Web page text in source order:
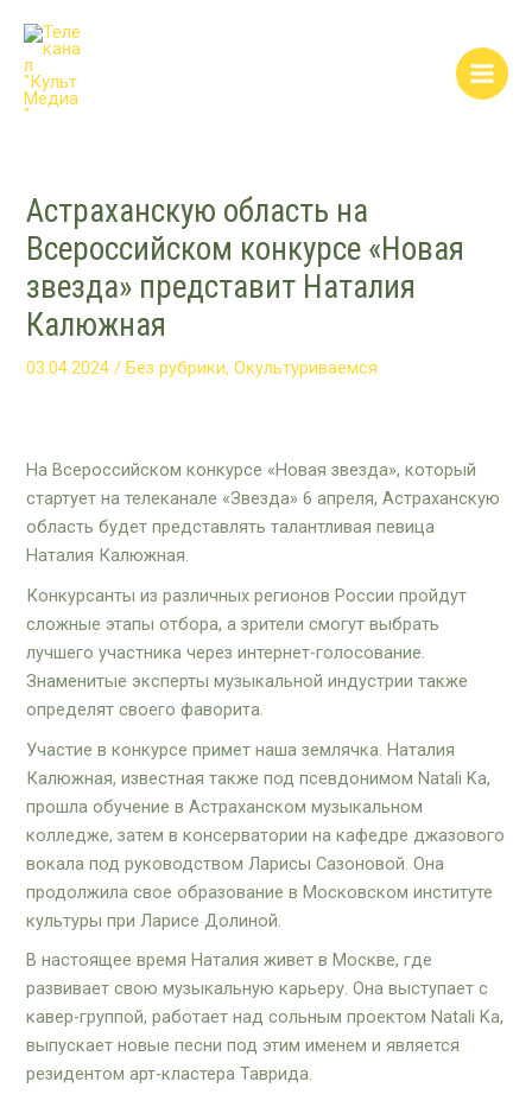
содержимому
Астраханскую область на
Всероссийском конкурсе «Новая
звезда» представит Наталия
Калюжная
03.04.2024/Без рубрики,Окультуриваемся
На Всероссийском конкурсе «Новая звезда», который
стартует на телеканале «Звезда» 6 апреля, Астраханскую
область будет представлять талантливая певица
Наталия Калюжная.
Конкурсанты из различных регионов России пройдут
сложные этапы отбора, а зрители смогут выбрать
лучшего участника через интернет-голосование.
Знаменитые эксперты музыкальной индустрии также
определят своего фаворита.
Участие в конкурсе примет наша землячка. Наталия
Калюжная, известная также под псевдонимом Natali Ka,
прошла обучение в Астраханском музыкальном
колледже, затем в консерватории на кафедре джазового
вокала под руководством Ларисы Сазоновой. Она
продолжила свое образование в Московском институте
культуры при Ларисе Долиной.
В настоящее время Наталия живет в Москве, где
развивает свою музыкальную карьеру. Она выступает с
кавер-группой, работает над сольным проектом Natali Ka,
выпускает новые песни под этим именем и является
резидентом арт-кластера Таврида.
navigation